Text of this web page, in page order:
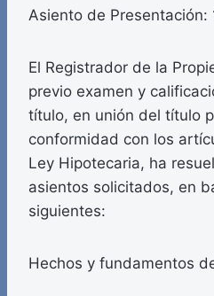
Asiento de
El Registrador de la
previo examen y
título, en unión del título
conformidad con los
Ley Hipotecaria, ha
asientos solicitados, en
siguientes:
Hechos y fundamentos